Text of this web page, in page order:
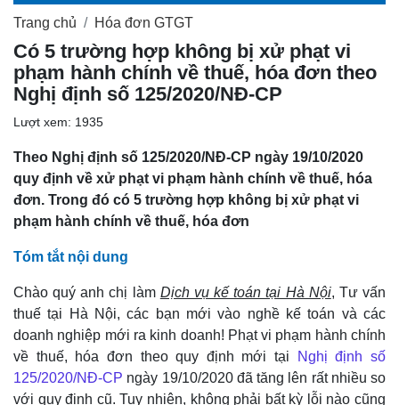
Trang chủ Hóa đơn GTGT
Có 5 trường hợp không bị xử phạt vi
phạm hành chính về thuế, hóa đơn theo
Nghị định số 125/2020/NĐ-CP
Lượt xem: 1935
Theo Nghị định số 125/2020/NĐ-CP ngày 19/10/2020
quy định về xử phạt vi phạm hành chính về thuế, hóa
đơn. Trong đó có 5 trường hợp không bị xử phạt vi
phạm hành chính về thuế, hóa đơn
Tóm tắt nội dung
Chào quý anh chị làm Dịch vụ kế toán tại Hà Nội, Tư vấn
thuế tại Hà Nội, các bạn mới vào nghề kế toán và các
doanh nghiệp mới ra kinh doanh! Phạt vi phạm hành chính
về thuế, hóa đơn theo quy định mới tại
Nghị định số
125/2020/NĐ-CP ngày 19/10/2020 đã tăng lên rất nhiều so
với quy định cũ. Tuy nhiên, không phải bất kỳ lỗi nào cũng